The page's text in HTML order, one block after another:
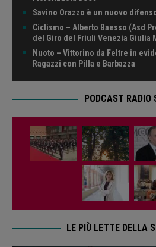
Savino Orazzo è un nuovo
Ciclismo – Alberto Baesso (Asd
del Giro del Friuli Venezia Giulia
Nuoto – Vittorino da Feltre in
Ragazzi con Pilla e Barbazza
PODCAST RADIO
LE PIÙ LETTE DELLA